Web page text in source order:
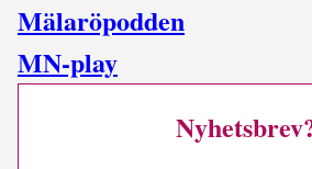
Mälaröpodden
MN-play